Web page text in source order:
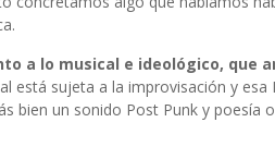
a lo musical e ideológico, que
está sujeta a la improvisación y
bien un sonido Post Punk y poesía